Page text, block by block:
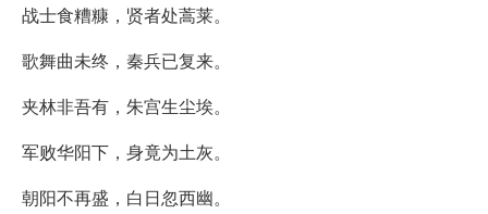
战士食糟糠，贤者处蒿莱。
歌舞曲未终，秦兵已复来。
夹林非吾有，朱宫生尘埃。
军败华阳下，身竟为土灰。
朝阳不再盛，白日忽西幽。